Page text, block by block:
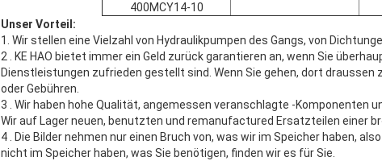
400MCY14-10
Unser Vorteil:
1. Wir stellen eine Vielzahl von Hydraulikpumpen des Gangs, von
2 .
KE HAO bietet immer ein Geld zurück garantieren an, wenn Sie
Dienstleistungen zufrieden gestellt sind. Wenn Sie gehen, dort draussen
oder Gebühren.
3 . Wir haben hohe Qualität, angemessen veranschlagte -Komponenten
Wir auf Lager neuen, benutzten und remanufactured Ersatzteilen einer
4 .
Die Bilder nehmen nur einen Bruch von, was wir im Speicher haben,
nicht im Speicher haben, was Sie benötigen, finden wir es für Sie.